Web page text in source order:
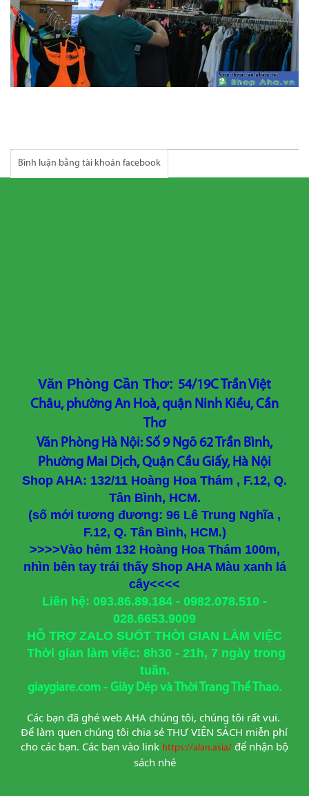
Bình luận bằng tài khoản facebook
Văn Phòng Cần Thơ: 54/19C Trần Việt
Châu, phường An Hoà, quận Ninh Kiều, Cần
Thơ
Văn Phòng Hà Nội: Số 9 Ngõ 62 Trần Bình,
Phường Mai Dịch, Quận Cầu Giấy, Hà Nội
Shop AHA: 132/11 Hoàng Hoa Thám , F.12, Q.
Tân Bình, HCM.
(số mới tương đương: 96 Lê Trung Nghĩa ,
F.12, Q. Tân Bình, HCM.)
>>>>Vào hẻm 132 Hoàng Hoa Thám 100m,
nhìn bên tay trái thấy Shop AHA Màu xanh lá
cây<<<<
Liên hệ: 093.86.89.184 - 0982.078.510 -
028.6653.9009
HỖ TRỢ ZALO SUỐT THỜI GIAN LÀM VIỆC
Thời gian làm việc: 8h30 - 21h, 7 ngày trong
tuần.
giaygiare.com - Giày Dép và Thời Trang Thể Thao.
Các bạn đã ghé web AHA chúng tôi, chúng tôi rất vui.
Để làm quen chúng tôi chia sẻ THƯ VIỆN SÁCH miễn phí
cho các bạn. Các bạn vào link https://alan.asia/ để nhận bộ
sách nhé